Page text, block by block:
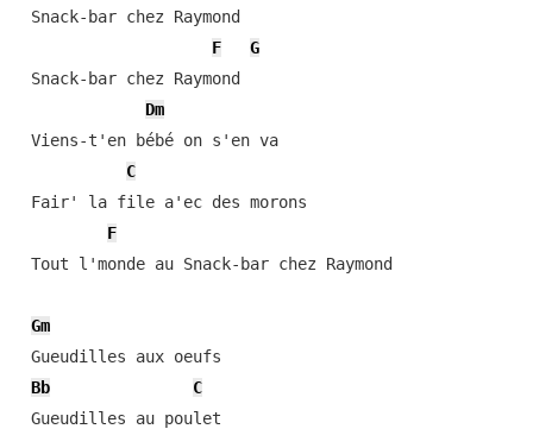
Snack-bar chez Raymond
F
G
Snack-bar chez Raymond
Dm
Viens-t'en bébé on s'en va
C
Fair' la file a'ec des morons
F
Tout l'monde au Snack-bar chez Raymond
Gm
Gueudilles aux oeufs
Bb
C
Gueudilles au poulet